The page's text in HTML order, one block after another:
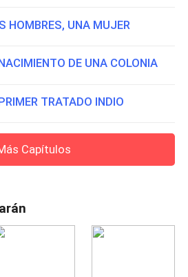
UNA MUJER
DE UNA COLONIA
TRATADO INDIO
Capítulos